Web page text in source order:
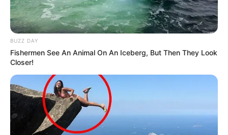
BUZZ DAY
Fishermen See An Animal On An Iceberg, But Then They Look
Closer!